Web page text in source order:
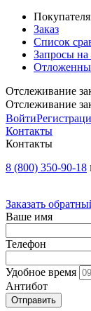
Заказ
Список
Запросы на
Отслеживание
Отслеживание
Войти
Контакты
Контакты
8 (800) 350-90-18
Заказать
Ваше имя
Телефон
Удобное время
Антибот
Отправить